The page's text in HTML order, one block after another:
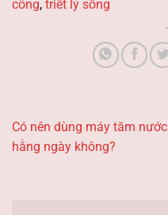
công, triết lý sống
Có nên dùng máy tăm nước
hằng ngày không?